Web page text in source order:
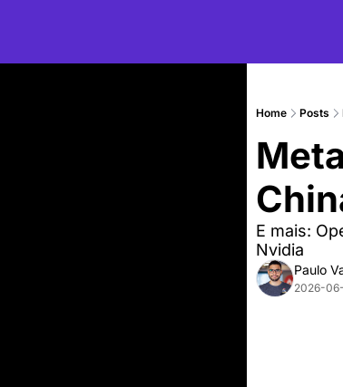
Home Posts
E mais:
Nvidia
Paulo
2026-